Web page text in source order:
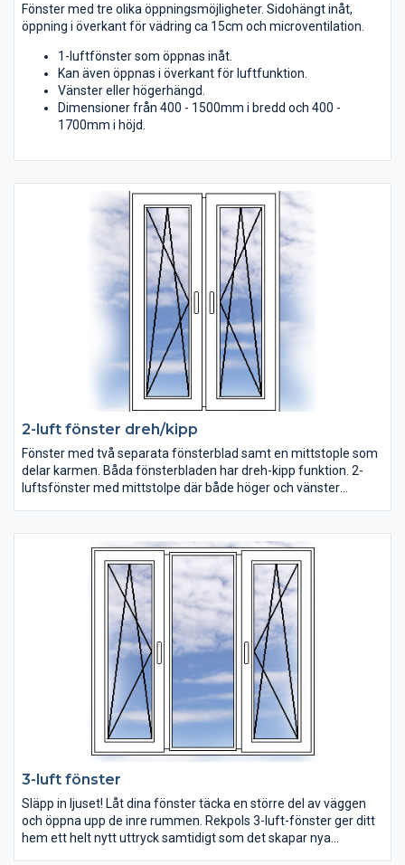
Fönster med tre olika öppningsmöjligheter. Sidohängt inåt,
öppning i överkant för vädring ca 15cm och microventilation.
1-luftfönster som öppnas inåt.
Kan även öppnas i överkant för luftfunktion.
Vänster eller högerhängd.
Dimensioner från 400 - 1500mm i bredd och 400 -
1700mm i höjd.
2-luft fönster dreh/kipp
Fönster med två separata fönsterblad samt en mittstople som
delar karmen. Båda fönsterbladen har dreh-kipp funktion. 2-
luftsfönster med mittstolpe där både höger och vänster
Båda sektionerna öppnas inåt.
Dimensioner mellan 800 - 2800mm i bredd och 400 - 1700mm i
3-luft fönster
Släpp in ljuset! Låt dina fönster täcka en större del av väggen
och öppna upp de inre rummen. Rekpols 3-luft-fönster ger ditt
hem ett helt nytt uttryck samtidigt som det skapar nya